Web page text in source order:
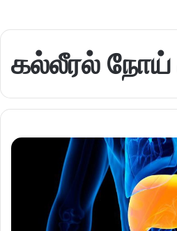
கல்லீரல்